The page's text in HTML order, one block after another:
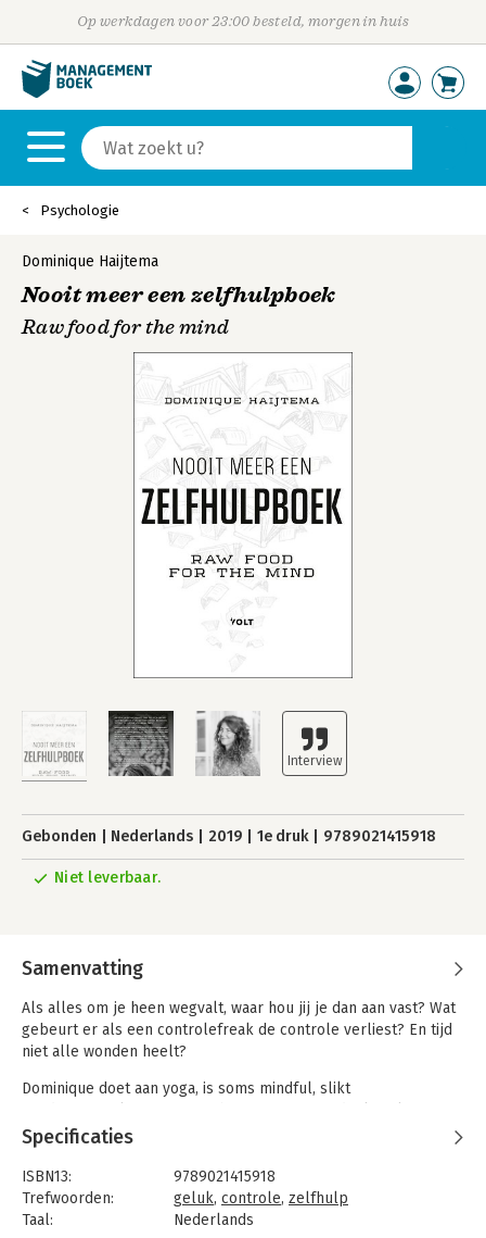
Op werkdagen voor 23:00 besteld, morgen in huis
Psychologie
Dominique Haijtema
Nooit meer een zelfhulpboek
Raw food for the mind
Gebonden Nederlands 2019 1e druk 9789021415918
Niet leverbaar.
Samenvatting
Als alles om je heen wegvalt, waar hou jij je dan aan vast? Wat
gebeurt er als een controlefreak de controle verliest? En tijd
niet alle wonden heelt?
Dominique doet aan yoga, is soms mindful, slikt
honderden zelfhulpboeken en interviewde talloze goeroes.
Het mag allemaal niet baten when the shit hits the fan.
Als ze in 2011 een hersenbloeding krijgt raakt ze haar houvast
kwijt; het leven blijkt minder maakbaar dan ze dacht. Als ze
Specificaties
ISBN13:
9789021415918
Trefwoorden:
geluk, controle, zelfhulp
Taal:
Nederlands